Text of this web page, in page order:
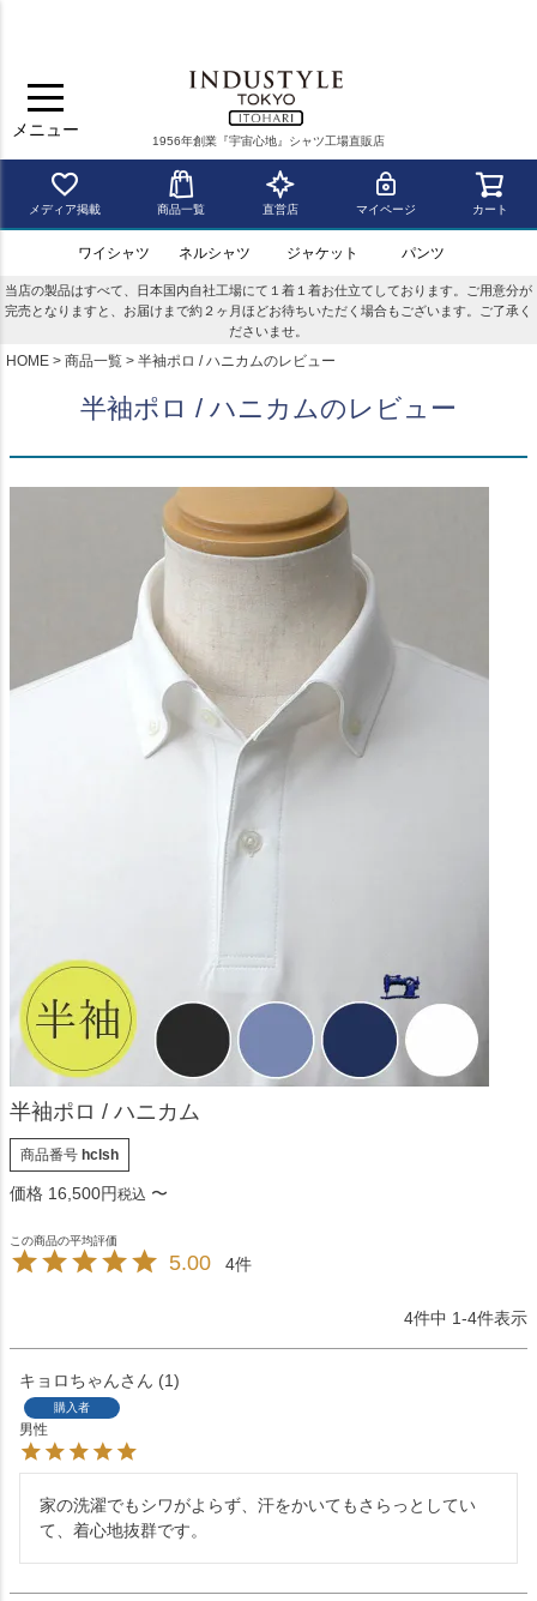
メニュー
1956年創業『宇宙心地』シャツ工場直販店
メディア掲載 商品一覧 直営店 マイページ カート
ワイシャツ ネルシャツ ジャケット パンツ
当店の製品はすべて、日本国内自社工場にて１着１着お仕立てしております。ご用意分が
完売となりますと、お届けまで約２ヶ月ほどお待ちいただく場合もございます。ご了承く
ださいませ。
HOME 商品一覧 半袖ポロ / ハニカムのレビュー
半袖ポロ / ハニカムのレビュー
半袖ポロ / ハニカム
商品番号 hclsh
価格 16,500 税込 〜
5.00 4
4件中 1-4件表示
キョロちゃん 1
購入者
男性
家の洗濯でもシワがよらず、汗をかいてもさらっとしてい
て、着心地抜群です。